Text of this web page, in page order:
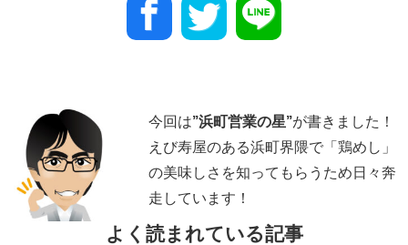
今回は”浜町営業の星”が書きました！
えび寿屋のある浜町界隈で「鶏めし」
の美味しさを知ってもらうため日々奔
走しています！
よく読まれている記事